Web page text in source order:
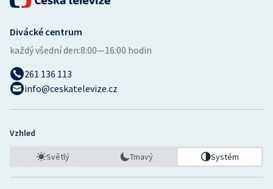
Divácké centrum
každý všední den:8:00—16:00 hodin
261 136 113
info@ceskatelevize.cz
Vzhled
Světlý Tmavý Systém